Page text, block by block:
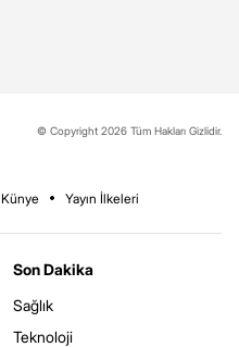
© Copyright 2026 Tüm Hakları Gizlidir.
Künye Yayın İlkeleri
Son Dakika
Sağlık
Teknoloji